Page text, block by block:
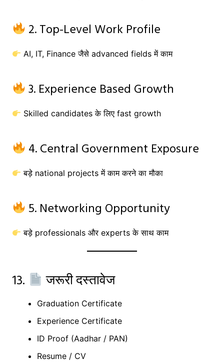
2. Top-Level Work Profile
AI, IT, Finance जैसे advanced fields में काम
3. Experience Based Growth
Skilled candidates के लिए fast growth
4. Central Government Exposure
बड़े national projects में काम करने का मौका
5. Networking Opportunity
बड़े professionals और experts के साथ काम
13. जरूरी दस्तावेज
Graduation Certificate
Experience Certificate
ID Proof (Aadhar / PAN)
Resume / CV